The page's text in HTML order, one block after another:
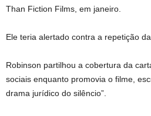
Than Fiction Films, em janeiro.
Ele teria alertado contra a repetição
Robinson partilhou a cobertura da
sociais enquanto promovia o filme,
drama jurídico do silêncio”.